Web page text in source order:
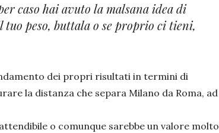
caso hai avuto la malsana idea di
peso, buttala o se proprio ci tieni,
dei propri risultati in termini di
la distanza che separa Milano da Roma, ad
o comunque sarebbe un valore molto